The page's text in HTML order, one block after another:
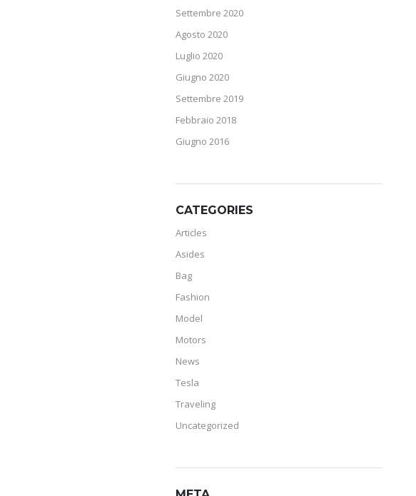
Settembre 2020
Agosto 2020
Luglio 2020
Giugno 2020
Settembre 2019
Febbraio 2018
Giugno 2016
CATEGORIES
Articles
Asides
Bag
Fashion
Model
Motors
News
Tesla
Traveling
Uncategorized